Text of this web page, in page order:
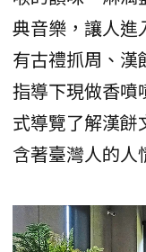
典音樂，讓人進
有古禮抓周、漢
指導下現做香噴
式導覽了解漢餅
含著臺灣人的人